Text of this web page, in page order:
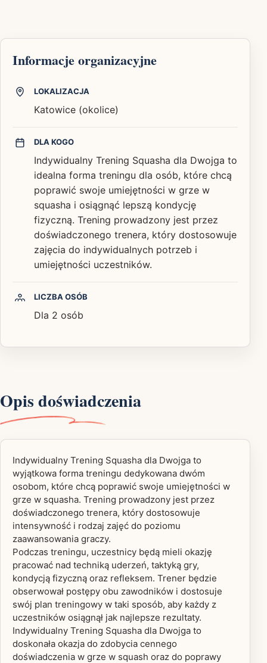
Informacje organizacyjne
LOKALIZACJA
Katowice (okolice)
DLA KOGO
Indywidualny Trening Squasha dla Dwojga to
idealna forma treningu dla osób, które chcą
poprawić swoje umiejętności w grze w
squasha i osiągnąć lepszą kondycję
fizyczną. Trening prowadzony jest przez
doświadczonego trenera, który dostosowuje
zajęcia do indywidualnych potrzeb i
umiejętności uczestników.
LICZBA OSÓB
Dla 2 osób
Opis doświadczenia
Indywidualny Trening Squasha dla Dwojga to
wyjątkowa forma treningu dedykowana dwóm
osobom, które chcą poprawić swoje umiejętności w
grze w squasha. Trening prowadzony jest przez
doświadczonego trenera, który dostosowuje
intensywność i rodzaj zajęć do poziomu
zaawansowania graczy.
Podczas treningu, uczestnicy będą mieli okazję
pracować nad techniką uderzeń, taktyką gry,
kondycją fizyczną oraz refleksem. Trener będzie
obserwował postępy obu zawodników i dostosuje
swój plan treningowy w taki sposób, aby każdy z
uczestników osiągnął jak najlepsze rezultaty.
Indywidualny Trening Squasha dla Dwojga to
doskonała okazja do zdobycia cennego
doświadczenia w grze w squash oraz do poprawy